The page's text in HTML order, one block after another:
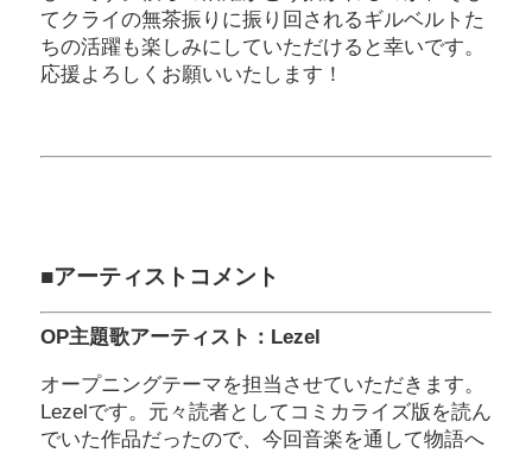
てクライの無茶振りに振り回されるギルベルトた
ちの活躍も楽しみにしていただけると幸いです。
応援よろしくお願いいたします！
■アーティストコメント
OP主題歌アーティスト：Lezel
オープニングテーマを担当させていただきます。
Lezelです。元々読者としてコミカライズ版を読ん
でいた作品だったので、今回音楽を通して物語へ